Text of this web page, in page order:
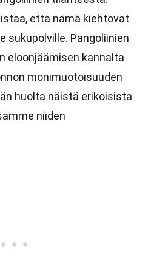
että nämä kiehtovat
sukupolville. Pangoliinien
eloonjäämisen kannalta
monimuotoisuuden
huolta näistä erikoisista
niiden